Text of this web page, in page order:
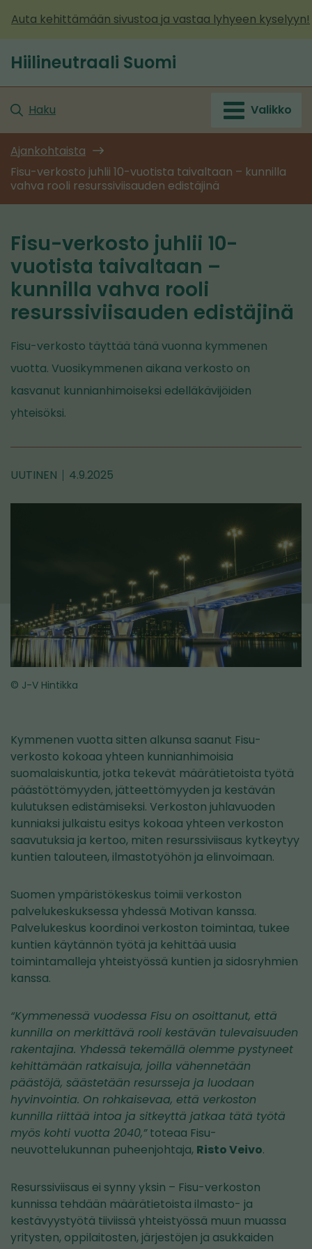
sisältöön
Auta kehittämään sivustoa ja vastaa lyhyeen kyselyyn!
Etusivu
Hiilineutraali Suomi
Haku Valikko
Ajankohtaista
Fisu-verkosto juhlii 10-vuotista taivaltaan – kunnilla
vahva rooli resurssiviisauden edistäjinä
Fisu-verkosto juhlii 10-
vuotista taivaltaan –
kunnilla vahva rooli
resurssiviisauden edistäjinä
Fisu-verkosto täyttää tänä vuonna kymmenen
vuotta. Vuosikymmenen aikana verkosto on
kasvanut kunnianhimoiseksi edelläkävijöiden
yhteisöksi.
UUTINEN 4.9.2025
© J-V Hintikka
Kymmenen vuotta sitten alkunsa saanut Fisu-
verkosto kokoaa yhteen kunnianhimoisia
suomalaiskuntia, jotka tekevät määrätietoista työtä
päästöttömyyden, jätteettömyyden ja kestävän
kulutuksen edistämiseksi. Verkoston juhlavuoden
kunniaksi julkaistu esitys kokoaa yhteen verkoston
saavutuksia ja kertoo, miten resurssiviisaus kytkeytyy
kuntien talouteen, ilmastotyöhön ja elinvoimaan.
Suomen ympäristökeskus toimii verkoston
palvelukeskuksessa yhdessä Motivan kanssa.
Palvelukeskus koordinoi verkoston toimintaa, tukee
kuntien käytännön työtä ja kehittää uusia
toimintamalleja yhteistyössä kuntien ja sidosryhmien
kanssa.
“Kymmenessä vuodessa Fisu on osoittanut, että
kunnilla on merkittävä rooli kestävän tulevaisuuden
rakentajina. Yhdessä tekemällä olemme pystyneet
kehittämään ratkaisuja, joilla vähennetään
päästöjä, säästetään resursseja ja luodaan
hyvinvointia. On rohkaisevaa, että verkoston
kunnilla riittää intoa ja sitkeyttä jatkaa tätä työtä
myös kohti vuotta 2040,”toteaa Fisu-
neuvottelukunnan puheenjohtaja, Risto Veivo.
Resurssiviisaus ei synny yksin – Fisu-verkoston
kunnissa tehdään määrätietoista ilmasto- ja
kestävyystyötä tiiviissä yhteistyössä muun muassa
yritysten, oppilaitosten, järjestöjen ja asukkaiden